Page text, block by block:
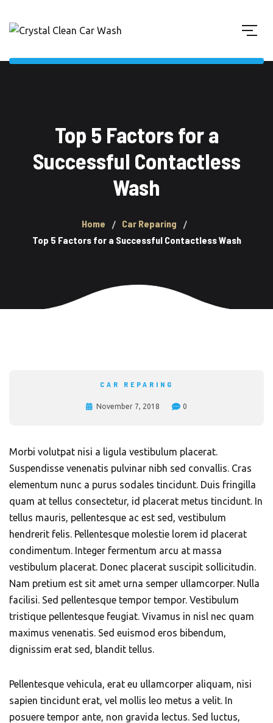
Top 5 Factors for a
Successful Contactless
Wash
Home
Car Reparing
Top 5 Factors for a Successful Contactless Wash
CAR REPARING
November 7, 2018 0
Morbi volutpat nisi a ligula vestibulum placerat.
Suspendisse venenatis pulvinar nibh sed convallis. Cras
elementum nunc a purus sodales tincidunt. Duis fringilla
quam at tellus consectetur, id placerat metus tincidunt. In
tellus mauris, pellentesque ac est sed, vestibulum
hendrerit felis. Pellentesque molestie lorem id placerat
condimentum. Integer fermentum arcu at massa
vestibulum placerat. Donec placerat suscipit sollicitudin.
Nam pretium est sit amet urna semper ullamcorper. Nulla
facilisi. Sed pellentesque tempor tempor. Vestibulum
tristique pellentesque feugiat. Vivamus in nisl nec quam
maximus venenatis. Sed euismod eros bibendum,
dignissim erat sed, blandit tellus.
Pellentesque vehicula, erat eu ullamcorper aliquam, nisi
sapien tincidunt erat, vel mollis leo metus a velit. In
posuere tempor ante, non gravida lectus. Sed luctus,